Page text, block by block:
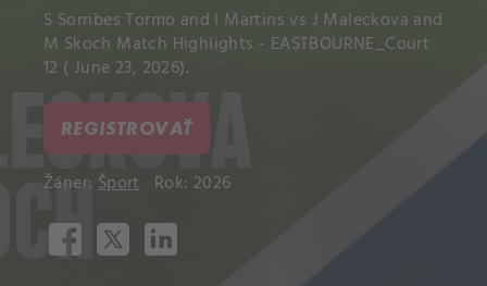
S Sorribes Tormo and I Martins vs J Maleckova and
M Skoch Match Highlights - EASTBOURNE_Court
12 ( June 23, 2026).
REGISTROVAŤ
Žáner: Šport Rok: 2026